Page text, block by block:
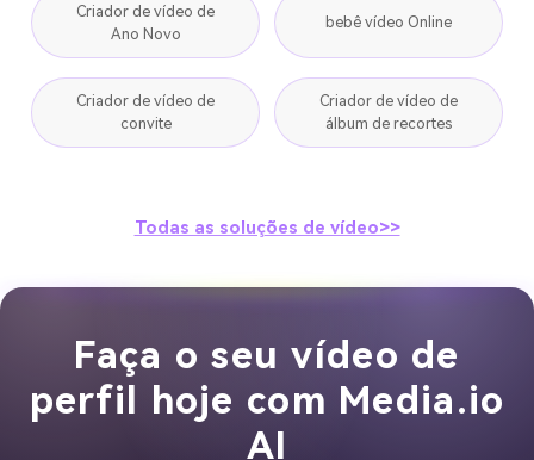
Criador de vídeo de
Ano Novo
bebê vídeo Online
Criador de vídeo de
convite
Criador de vídeo de
álbum de recortes
Todas as soluções de vídeo>>
Faça o seu vídeo de
perfil hoje com Media.io
AI